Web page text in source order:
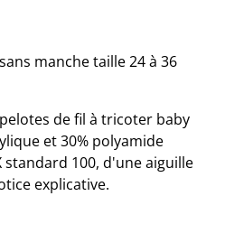
manche taille 24 à 36
de fil à tricoter baby
et 30% polyamide
standard 100, d'une aiguille
explicative.